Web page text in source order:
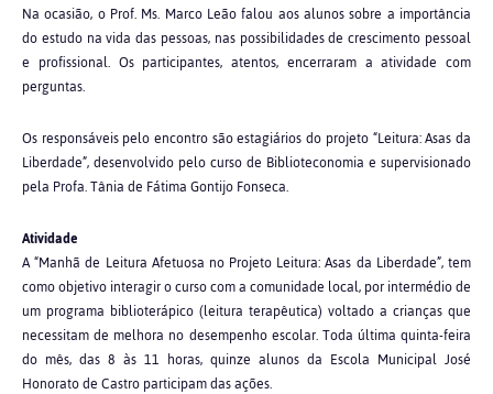
Na ocasião, o Prof. Ms. Marco Leão falou aos alunos sobre a importância
do estudo na vida das pessoas, nas possibilidades de crescimento pessoal
e profissional. Os participantes, atentos, encerraram a atividade com
perguntas.
Os responsáveis pelo encontro são estagiários do projeto “Leitura: Asas da
Liberdade”, desenvolvido pelo curso de Biblioteconomia e supervisionado
pela Profa. Tânia de Fátima Gontijo Fonseca.
Atividade
A “Manhã de Leitura Afetuosa no Projeto Leitura: Asas da Liberdade”, tem
como objetivo interagir o curso com a comunidade local, por intermédio de
um programa biblioterápico (leitura terapêutica) voltado a crianças que
necessitam de melhora no desempenho escolar. Toda última quinta-feira
do mês, das 8 às 11 horas, quinze alunos da Escola Municipal José
Honorato de Castro participam das ações.